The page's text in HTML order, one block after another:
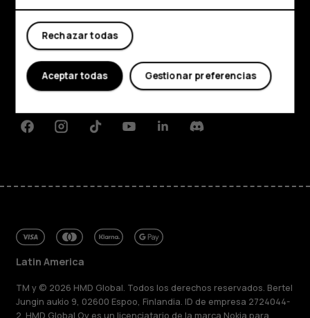
Mi cuenta
Comprar
Acerca de
Planet and people
FacebookInstagramTiktokYoutubeLinkedinDiscord
Latin America
TM y © 2026 HMD Global. Todos los derechos reservados. Bertel
Jungin aukio 9, 02600 Espoo, Finlandia. ID de empresa 2724044-
2. HMD Global Oy es un licenciatario de la marca Nokia para
Rechazar todas
Gestionar preferencias
Aceptar todas